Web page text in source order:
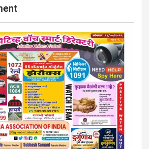
पाहिजे. संपर्क साधा-
जर आर्थिक, शैक्षणिक, सामाजिक समस्या, गुन्हेगारी,
सारख्या प्रकरणात अडकला असाल, काेर्टाची
तर चिंता नकाे.. आम्ही मदत करू. मार्गदर्शन करू,
- आजच संपर्क साधा- भारत साेनुले-8888207374
-9860944728
जाहिरात द्यायची संपर्क साधा..
जिल्हा, राज्य आवृत्तीसाठी जाहिराती स्विकारल्या
प्रेस जर्नल साठी तुम्हीही तुमच्या नाेटीस द्या. बँक,
नाेटीस इतरांच्यापेक्षा वाजवी दरात आम्ही आपली
माेबा. 9420939699